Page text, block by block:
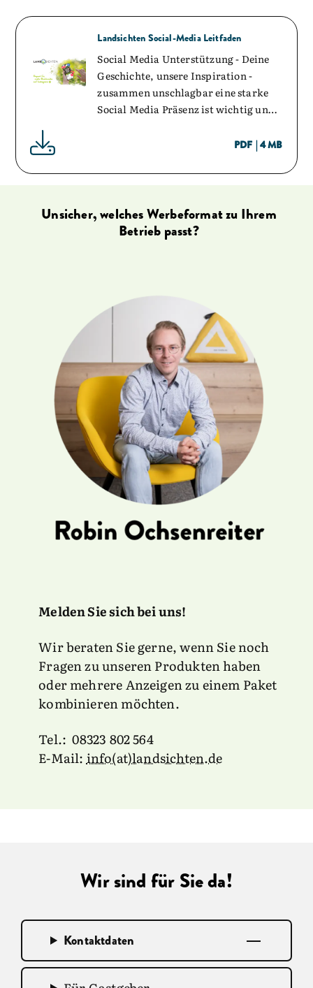
Landsichten Social-Media Leitfaden
Social Media Unterstützung - Deine
Geschichte, unsere Inspiration -
zusammen unschlagbar eine starke
Social Media Präsenz ist wichtig und
Nutze diese Chance für dich. Wir
Social Media Guide einige wertvolle
Media Präsenz auf Instagram effektiv
verbessern und dadurch die
Reichweite erhöhen kannst. Hier sind
PDF | 4 MB
Unsicher, welches Werbeformat zu Ihrem
Betrieb passt?
Melden Sie sich bei uns!
Wir beraten Sie gerne, wenn Sie noch
Fragen zu unseren Produkten haben
oder mehrere Anzeigen zu einem Paket
kombinieren möchten.
Tel.: 08323 802 564
E-Mail: info(at)landsichten.de
Wir sind für Sie da!
Kontaktdaten